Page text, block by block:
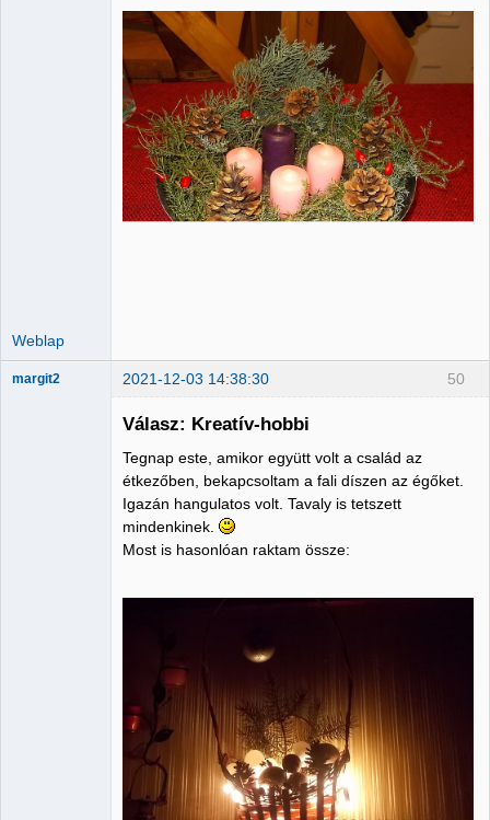
Weblap
50
margit2 2021-12-03 14:38:30
Válasz: Kreatív-hobbi
Tegnap este, amikor együtt volt a család az
étkezőben, bekapcsoltam a fali díszen az égőket.
Igazán hangulatos volt. Tavaly is tetszett
mindenkinek.
Most is hasonlóan raktam össze: